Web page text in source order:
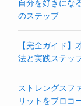
自分を好きにな
のステップ
【完全ガイド
法と実践ステッ
ストレングスフ
リットをプロコ